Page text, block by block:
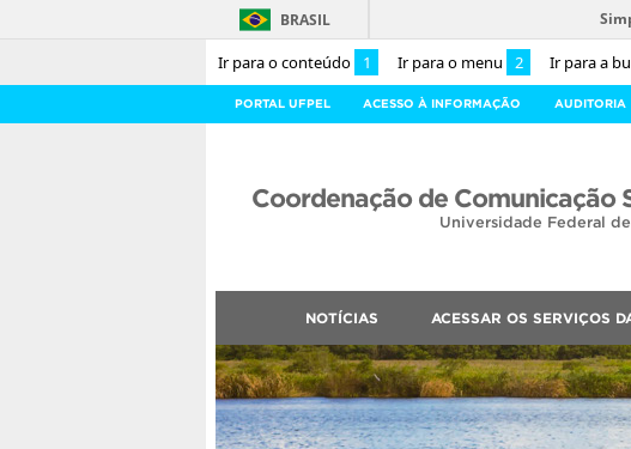
Ir para o conteúdo 1 Ir para o menu 2 Ir para a
BRASIL
PORTAL UFPEL ACESSO À INFORMAÇÃO AUDITORIA
Coordenação de Comunicação
Universidade Federal
NOTÍCIAS ACESSAR OS SERVIÇOS